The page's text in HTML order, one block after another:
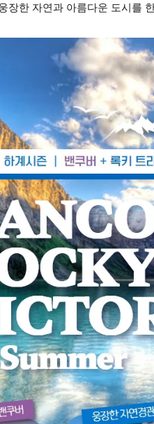
장한 자연과 아름다운 도시를